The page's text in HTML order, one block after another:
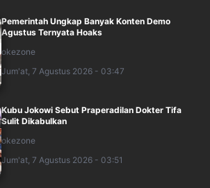
Pemerintah Ungkap Banyak Konten Demo
Agustus Ternyata Hoaks
okezone
Jum'at, 7 Agustus 2026 - 03:47
Kubu Jokowi Sebut Praperadilan Dokter Tifa
Sulit Dikabulkan
okezone
Jum'at, 7 Agustus 2026 - 03:51